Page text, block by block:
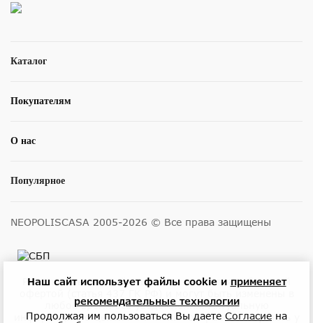
Каталог
Покупателям
О нас
Популярное
NEOPOLISCASA 2005-2026 © Все права защищены
Размещенные на сайте цены не являются публичной
любое время без уведомления. Актуальную
информацию о ценах и наличии товара можно узнать у
Наш сайт использует файлы cookie и применяет
рекомендательные технологии
Продолжая им пользоваться Вы даете Согласие на